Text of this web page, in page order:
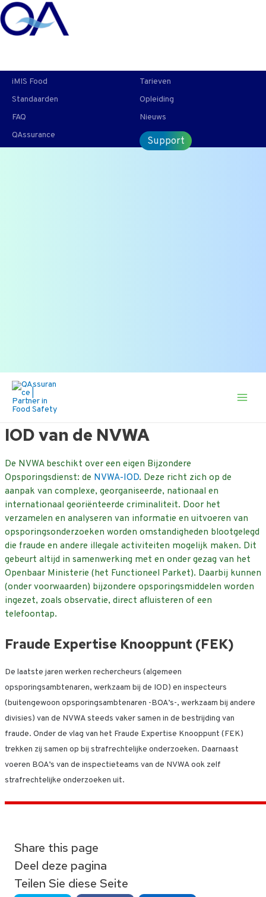
iMIS Food
Tarieven
Standaarden
Opleiding
FAQ
Nieuws
QAssurance
Support
De NVWA Inlichtingen- en
naar
IOD van de NVWA
De NVWA beschikt over een eigen Bijzondere
Opsporingsdienst: de NVWA-IOD. Deze richt zich op de
aanpak van complexe, georganiseerde, nationaal en
internationaal georiënteerde criminaliteit. Door het
verzamelen en analyseren van informatie en uitvoeren van
opsporingsonderzoeken worden omstandigheden blootgelegd
die fraude en andere illegale activiteiten mogelijk maken. Dit
gebeurt altijd in samenwerking met en onder gezag van het
Openbaar Ministerie (het Functioneel Parket). Daarbij kunnen
(onder voorwaarden) bijzondere opsporingsmiddelen worden
ingezet, zoals observatie, direct afluisteren of een
telefoontap.
Fraude Expertise Knooppunt (FEK)
De laatste jaren werken rechercheurs (algemeen
opsporingsambtenaren, werkzaam bij de IOD) en inspecteurs
(buitengewoon opsporingsambtenaren -BOA’s-, werkzaam bij andere
divisies) van de NVWA steeds vaker samen in de bestrijding van
fraude. Onder de vlag van het Fraude Expertise Knooppunt (FEK)
trekken zij samen op bij strafrechtelijke onderzoeken. Daarnaast
voeren BOA’s van de inspectieteams van de NVWA ook zelf
strafrechtelijke onderzoeken uit.
Share this page
Deel deze pagina
Teilen Sie diese Seite